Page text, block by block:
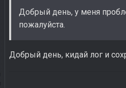
Добрый день, у меня
пожалуйста.
Добрый день, кидай лог и